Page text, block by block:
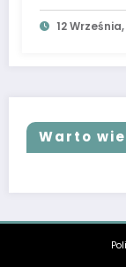
12
Warto